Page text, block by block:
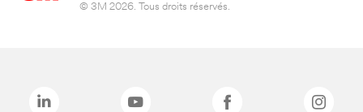
© 3M 2026. Tous droits réservés.